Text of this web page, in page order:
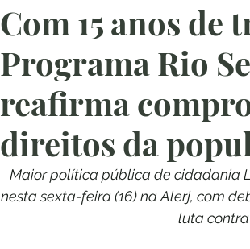
Com 15 anos de
Programa Rio
reafirma
direitos da
Maior política pública de cidadania
nesta sexta-feira (16) na Alerj, com
luta